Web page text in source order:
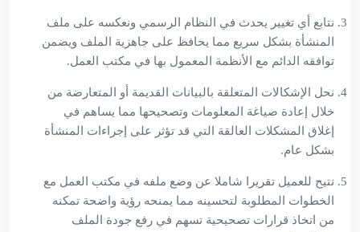
نتابع أي تغيير يحدث في النظام الرسمي ونعكسه على ملف
المنشأة بشكل سريع مما يحافظ على جاهزية الملف ويضمن
توافقه الدائم مع الأنظمة المعمول بها في مكتب العمل.
نحل الإشكالات المتعلقة بالبيانات القديمة أو المتعارضة من
خلال إعادة صياغة المعلومات وتصحيحها مما يساهم في
إغلاق المشكلات العالقة التي قد تؤثر على إجراءات المنشأة
بشكل عام.
نتيح للعميل تقريرا شاملا عن وضع ملفه في مكتب العمل مع
الخطوات المطلوبة لتحسينه مما يمنحه رؤية واضحة تمكنه
من اتخاذ قرارات تصحيحية تسهم في رفع جودة الملف